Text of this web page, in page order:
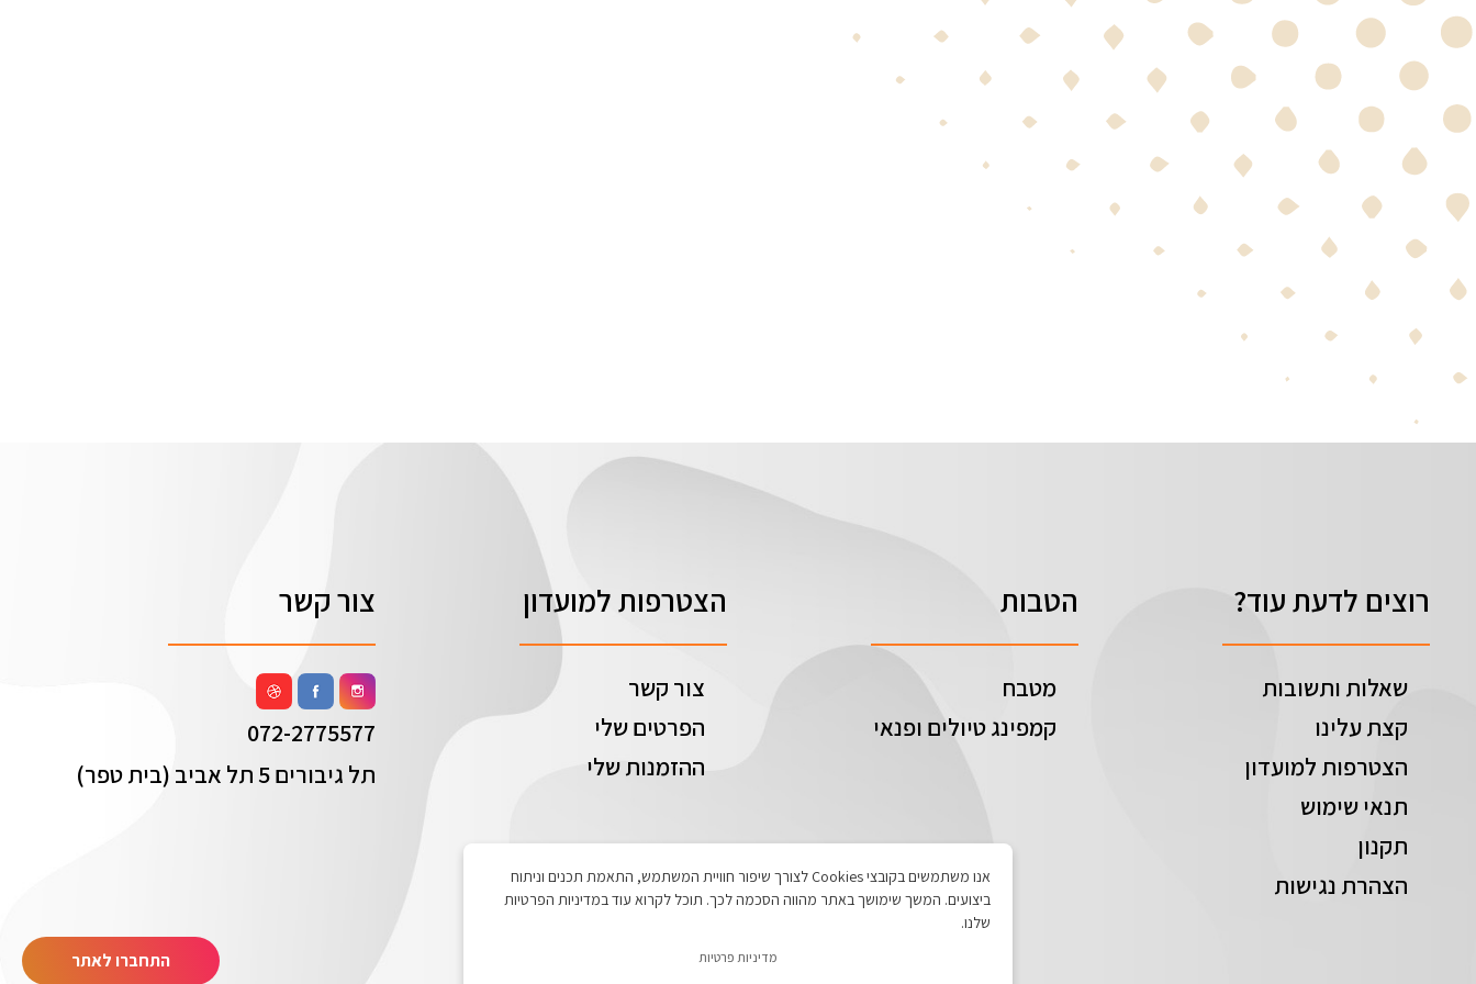
אנו משתמשים בקובצי Cookies לצורך שיפור חוויית המשתמש, התאמת תכנים וניתוח
ביצועים. המשך שימושך באתר מהווה הסכמה לכך. תוכל לקרוא עוד במדיניות הפרטיות
שלנו.
מדיניות פרטיות
רוצים לדעת עוד?
שאלות ותשובות
קצת עלינו
הצטרפות למועדון
תנאי שימוש
תקנון
הצהרת נגישות
הטבות
מטבח
קמפינג טיולים ופנאי
הצטרפות למועדון
צור קשר
הפרטים שלי
ההזמנות שלי
צור קשר
072-2775577
תל גיבורים 5 תל אביב (בית טפר)
התחברו לאתר